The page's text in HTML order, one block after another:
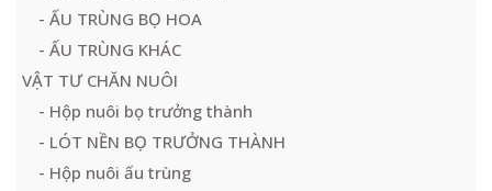
- ẤU TRÙNG BỌ HOA
- ẤU TRÙNG KHÁC
VẬT TƯ CHĂN NUÔI
- Hộp nuôi bọ trưởng thành
- LÓT NỀN BỌ TRƯỞNG THÀNH
- Hộp nuôi ấu trùng